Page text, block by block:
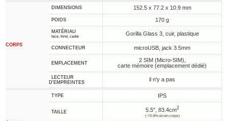
CORPS
DIMENSIONS 152.5 x 77.2 x 10.9 mm
POIDS 170 g
MATÉRIAU
face, fond, cadre Gorilla Glass 3, cuir, plastique
CONNECTEUR microUSB, jack 3.5mm
EMPLACEMENT
2 SIM (Micro-SIM),
carte mémoire (emplacement dédié)
LECTEUR
D'EMPREINTES
il n'y a pas
TYPE IPS
TAILLE 5.5", 83.4cm2
(~70.8% écran-corps)